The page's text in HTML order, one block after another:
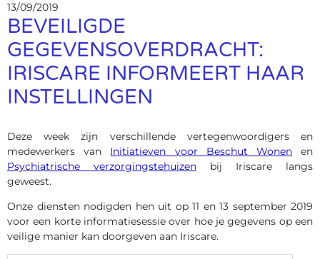
13/09/2019
BEVEILIGDE
GEGEVENSOVERDRACHT:
IRISCARE INFORMEERT HAAR
INSTELLINGEN
Deze week zijn verschillende vertegenwoordigers en
medewerkers van Initiatieven voor Beschut Wonenen
Psychiatrische verzorgingstehuizen bij Iriscare langs
geweest.
Onze diensten nodigden hen uit op 11 en 13 september 2019
voor een korte informatiesessie over hoe je gegevens op een
veilige manier kan doorgeven aan Iriscare.